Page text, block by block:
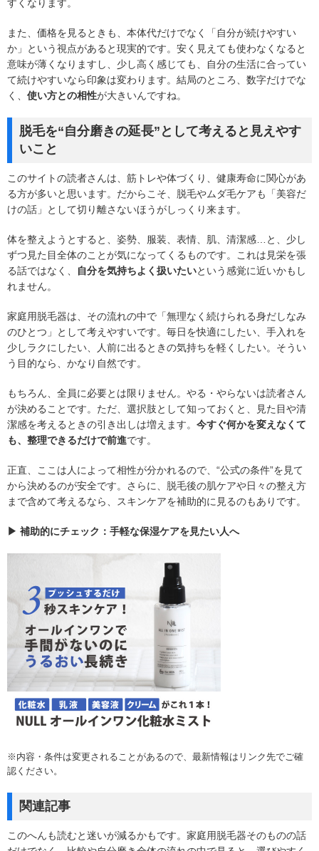
すくなります。
また、価格を見るときも、本体代だけでなく「自分が続けやすい
か」という視点があると現実的です。安く見えても使わなくなると
意味が薄くなりますし、少し高く感じても、自分の生活に合ってい
て続けやすいなら印象は変わります。結局のところ、数字だけでな
く、 使い方との相性が大きいんですね。
脱毛を“自分磨きの延長”として考えると見えやす
いこと
このサイトの読者さんは、筋トレや体づくり、健康寿命に関心があ
る方が多いと思います。だからこそ、脱毛やムダ毛ケアも「美容だ
けの話」として切り離さないほうがしっくり来ます。
体を整えようとすると、姿勢、服装、表情、肌、清潔感…と、少し
ずつ見た目全体のことが気になってくるものです。これは見栄を張
る話ではなく、
自分を気持ちよく扱いたいという感覚に近いかもし
れません。
家庭用脱毛器は、その流れの中で「無理なく続けられる身だしなみ
のひとつ」として考えやすいです。毎日を快適にしたい、手入れを
少しラクにしたい、人前に出るときの気持ちを軽くしたい。そうい
う目的なら、かなり自然です。
もちろん、全員に必要とは限りません。やる・やらないは読者さん
が決めることです。ただ、選択肢として知っておくと、見た目や清
潔感を考えるときの引き出しは増えます。 今すぐ何かを変えなくて
も、整理できるだけで前進です。
正直、ここは人によって相性が分かれるので、“公式の条件”を見て
から決めるのが安全です。さらに、脱毛後の肌ケアや日々の整え方
まで含めて考えるなら、スキンケアを補助的に見るのもありです。
▶ 補助的にチェック：手軽な保湿ケアを見たい人へ
※内容・条件は変更されることがあるので、最新情報はリンク先でご確
認ください。
関連記事
このへんも読むと迷いが減るかもです。家庭用脱毛器そのものの話